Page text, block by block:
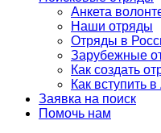
Анкета
Наши отряды
Отряды в
Зарубежные
Как создать
Как вступить
Заявка на поиск
Помочь нам